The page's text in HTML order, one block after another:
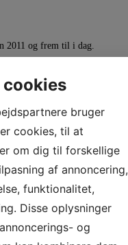
2011 og frem til i dag.
Nyheder
bruger
cookies, til at
om dig til forskellige
af annoncering,
funktionalitet,
Disse oplysninger
og